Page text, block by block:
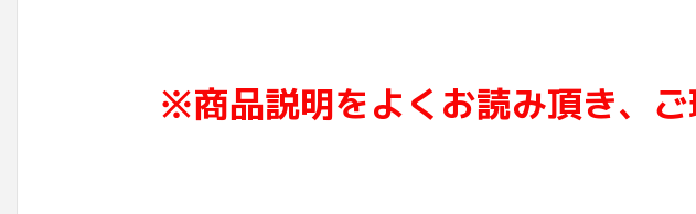
※商品説明をよくお読み頂き、